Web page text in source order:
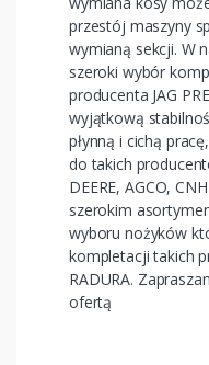
przestój maszyny
wymianą sekcji. W
szeroki wybór
producenta JAG
wyjątkową
płynną i cichą
do takich
DEERE, AGCO,
szerokim
wyboru nożyków
kompletacji takich
RADURA.
ofertą